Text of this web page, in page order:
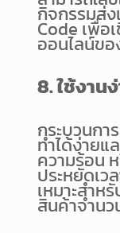
กิจกรรมส่ง
Code เพื่อ
ออนไลน์ข
8. ใช้งาน
กระบวนก
ทำได้ง่ายแ
ความร้อน
ประหยัดเว
เหมาะสำ
สินค้าจำนว